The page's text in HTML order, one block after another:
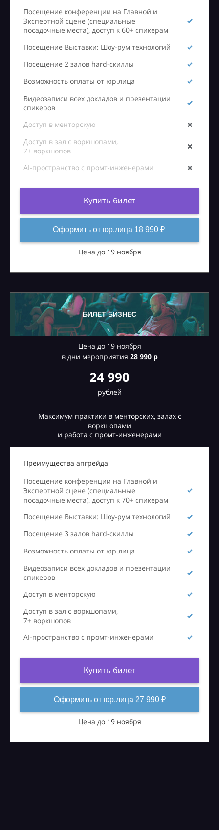
Посещение конференции на Главной и
Экспертной сцене (специальные
посадочные места), доступ к 60+ спикерам
Посещение Выставки: Шоу-рум технологий
Посещение 2 залов hard-скиллы
Возможность оплаты от юр.лица
Видеозаписи всех докладов и презентации
спикеров
Доступ в менторскую
Доступ в зал с воркшопами,
7+ воркшопов
AI-пространство с промт-инженерами
Купить билет
Оформить от юр.лица 18 990 ₽
Цена до 19 ноября
БИЛЕТ БИЗНЕС
Цена до 19 ноября
в дни мероприятия 28990 р
24 990
рублей
Максимум практики в менторских, залах с
воркшопами
и работа с промт-инженерами
Преимущества апгрейда:
Посещение конференции на Главной и
Экспертной сцене (специальные
посадочные места), доступ к 70+ спикерам
Посещение Выставки: Шоу-рум технологий
Посещение 3 залов hard-скиллы
Возможность оплаты от юр.лица
Видеозаписи всех докладов и презентации
спикеров
Доступ в менторскую
Доступ в зал с воркшопами,
7+ воркшопов
AI-пространство с промт-инженерами
Купить билет
Оформить от юр.лица 27 990 ₽
Цена до 19 ноября